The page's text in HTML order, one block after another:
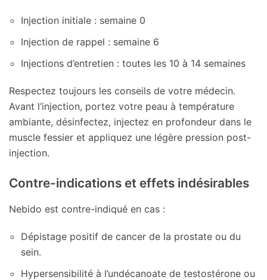
Injection initiale : semaine 0
Injection de rappel : semaine 6
Injections d’entretien : toutes les 10 à 14 semaines
Respectez toujours les conseils de votre médecin.
Avant l’injection, portez votre peau à température
ambiante, désinfectez, injectez en profondeur dans le
muscle fessier et appliquez une légère pression post-
injection.
Contre-indications et effets indésirables
Nebido est contre-indiqué en cas :
Dépistage positif de cancer de la prostate ou du
sein.
Hypersensibilité à l’undécanoate de testostérone ou